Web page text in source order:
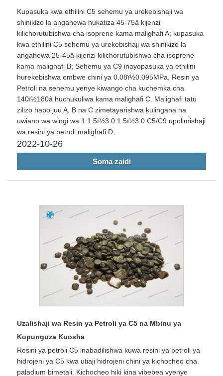
Kupasuka kwa ethilini C5 sehemu ya urekebishaji wa
shinikizo la angahewa hukatiza 45-75â kijenzi
kilichorutubishwa cha isoprene kama malighafi A; kupasuka
kwa ethilini C5 sehemu ya urekebishaji wa shinikizo la
angahewa 25-45â kijenzi kilichorutubishwa cha isoprene
kama malighafi B; Sehemu ya C9 inayopasuka ya ethilini
hurekebishwa ombwe chini ya 0.08ï½0.095MPa, Resin ya
Petroli na sehemu yenye kiwango cha kuchemka cha
140ï½180â huchukuliwa kama malighafi C. Malighafi tatu
zilizo hapo juu A, B na C zimetayarishwa kulingana na
uwiano wa wingi wa 1:1.5ï½3.0:1.5ï½3.0 C5/C9 upolimishaji
wa resini ya petroli malighafi D;
2022-10-26
Soma zaidi
Uzalishaji wa Resin ya Petroli ya C5 na Mbinu ya
Kupunguza Kuosha
Resini ya petroli C5 inabadilishwa kuwa resini ya petroli ya
hidrojeni ya C5 kwa utiaji hidrojeni chini ya kichocheo cha
paladium bimetali. Kichocheo hiki kina vibebea vyenye